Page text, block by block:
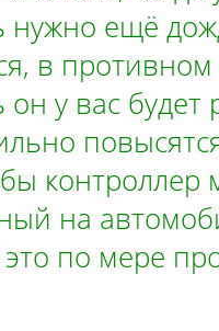
нужно ещё
в
он у вас
на
это по мере